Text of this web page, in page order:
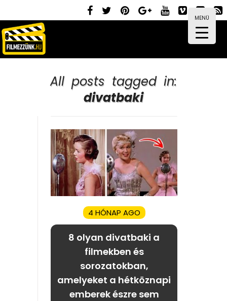
MENÜ
All posts tagged in:
divatbaki
4 HÓNAP AGO
8 olyan divatbaki a
filmekben és
sorozatokban,
amelyeket a hétköznapi
emberek észre sem